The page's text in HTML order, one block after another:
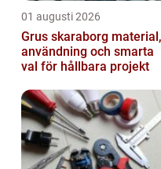
01 augusti 2026
Grus skaraborg material,
användning och smarta
val för hållbara projekt